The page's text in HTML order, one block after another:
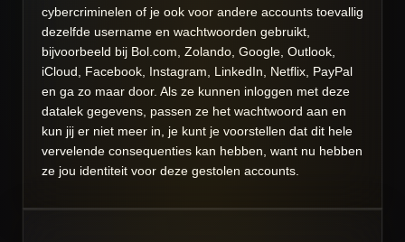
cybercriminelen of je ook voor andere accounts toevallig
dezelfde username en wachtwoorden gebruikt,
bijvoorbeeld bij Bol.com, Zolando, Google, Outlook,
iCloud, Facebook, Instagram, LinkedIn, Netflix, PayPal
en ga zo maar door. Als ze kunnen inloggen met deze
datalek gegevens, passen ze het wachtwoord aan en
kun jij er niet meer in, je kunt je voorstellen dat dit hele
vervelende consequenties kan hebben, want nu hebben
ze jou identiteit voor deze gestolen accounts.